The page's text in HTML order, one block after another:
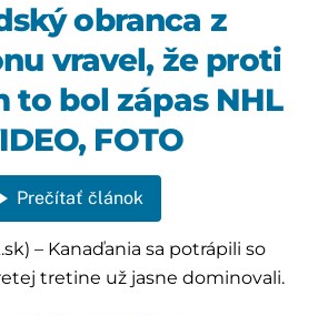
obranca z
vravel, že proti
to bol zápas NHL
FOTO
Prečítať článok
– Kanaďania sa potrápili so
tretine už jasne dominovali.